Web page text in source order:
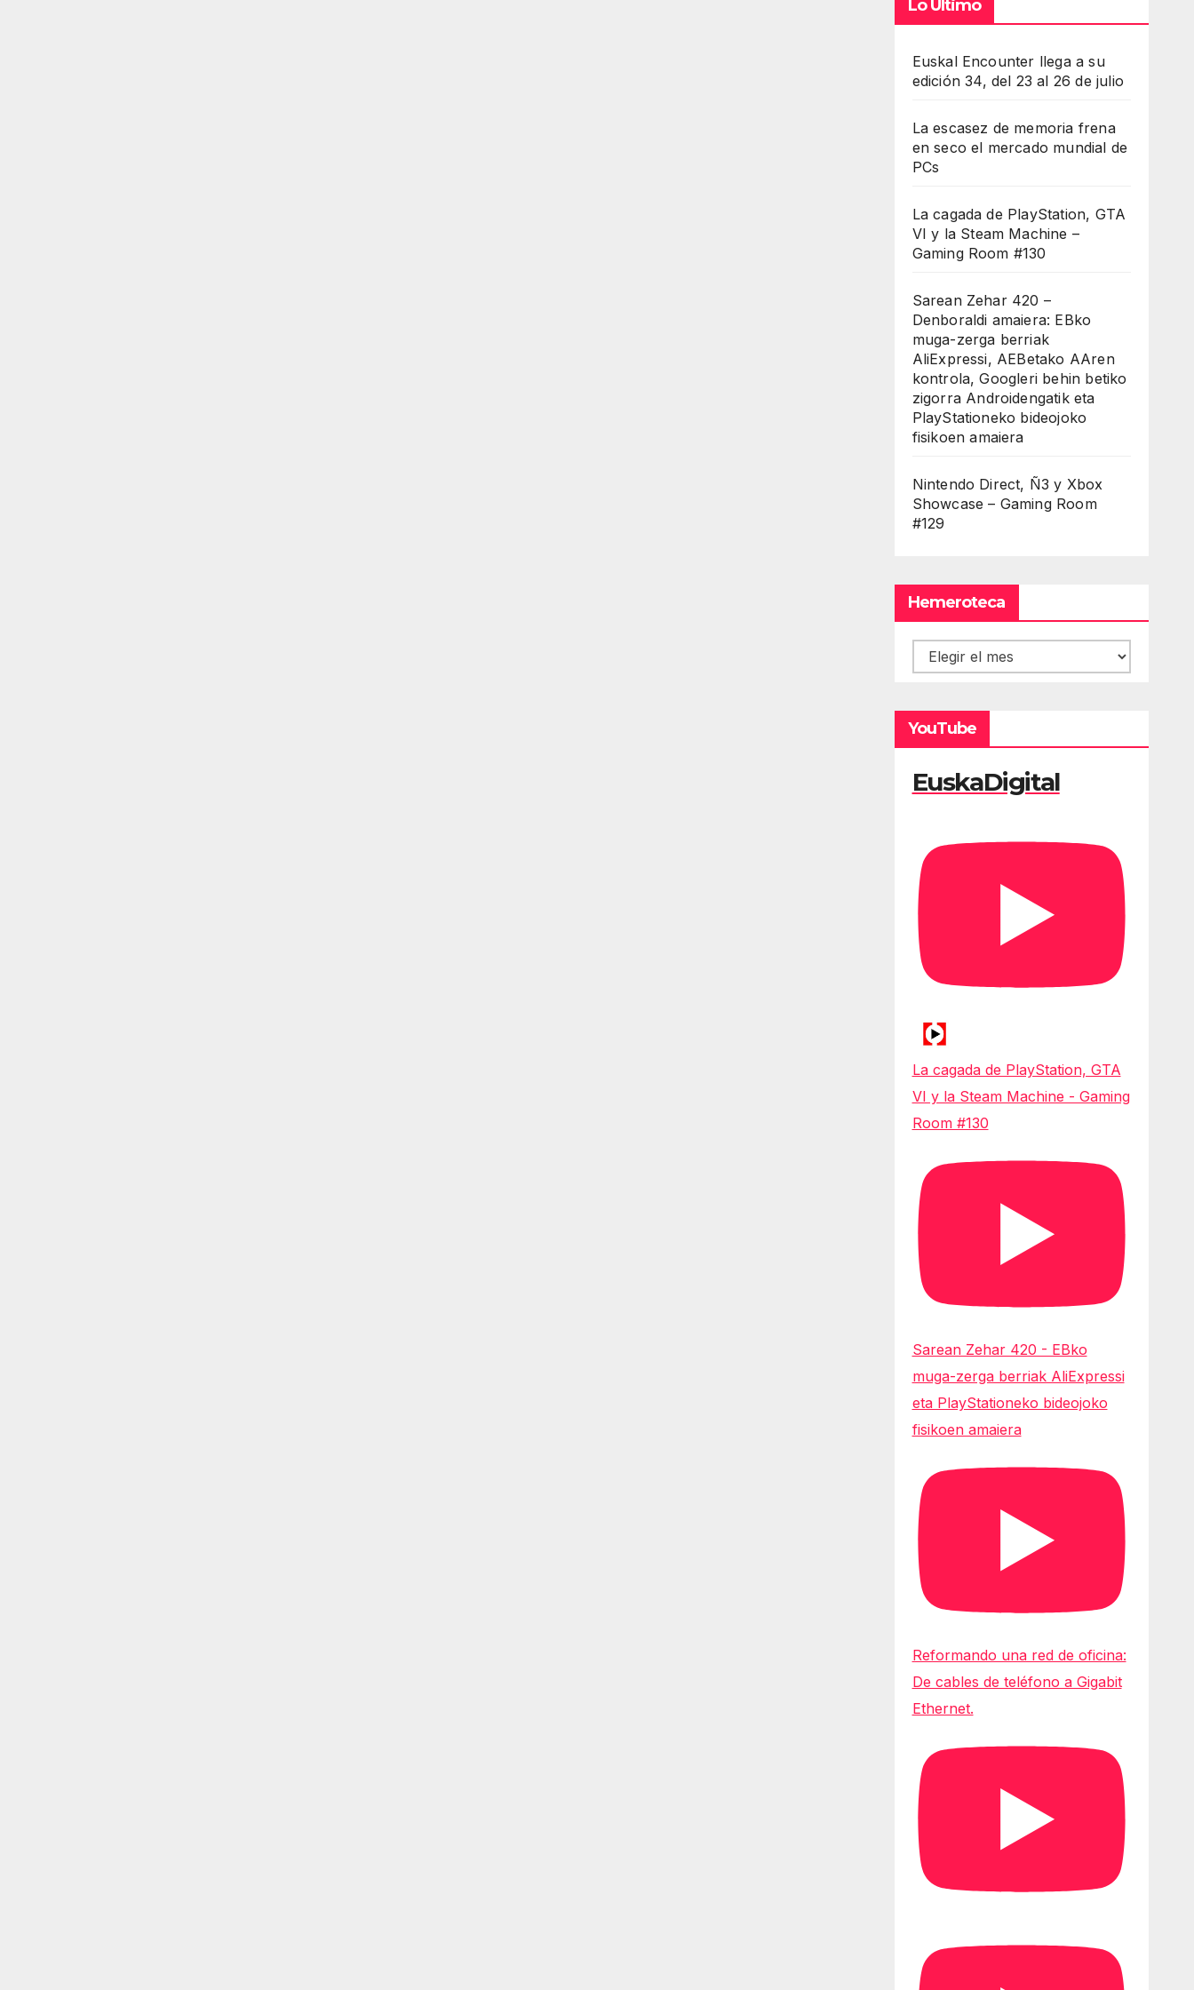
Lo Último
Euskal Encounter llega a su
edición 34, del 23 al 26 de julio
La escasez de memoria frena
en seco el mercado mundial de
PCs
La cagada de PlayStation, GTA
VI y la Steam Machine –
Gaming Room #130
Sarean Zehar 420 –
Denboraldi amaiera: EBko
muga-zerga berriak
AliExpressi, AEBetako AAren
kontrola, Googleri behin betiko
zigorra Androidengatik eta
PlayStationeko bideojoko
fisikoen amaiera
Nintendo Direct, Ñ3 y Xbox
Showcase – Gaming Room
#129
Hemeroteca
Hemeroteca
YouTube
EuskaDigital
La cagada de PlayStation, GTA
VI y la Steam Machine - Gaming
Room #130
Sarean Zehar 420 - EBko
muga-zerga berriak AliExpressi
eta PlayStationeko bideojoko
fisikoen amaiera
Reformando una red de oficina:
De cables de teléfono a Gigabit
Ethernet.